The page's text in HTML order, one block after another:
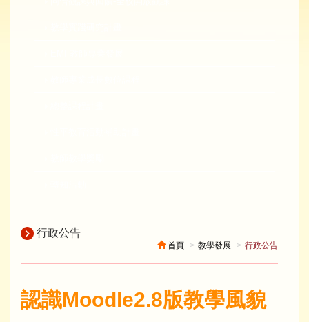
行政公告
首頁 教學發展 行政公告
認識Moodle2.8版教學風貌